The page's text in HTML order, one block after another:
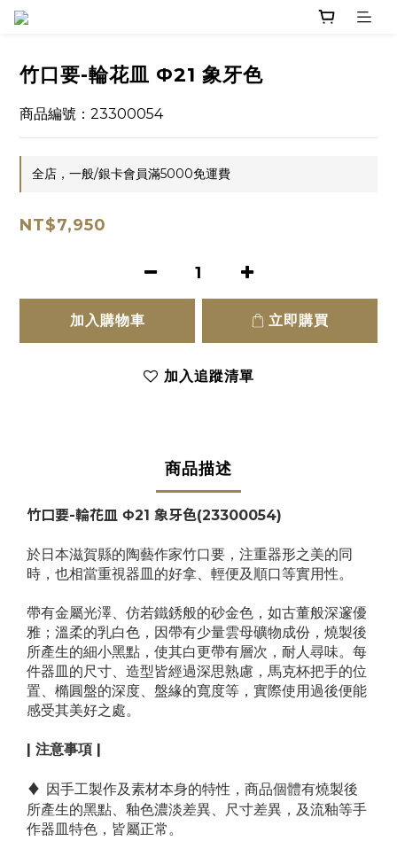
竹口要-輪花皿 Φ21 象牙色
商品編號：23300054
全店，一般/銀卡會員滿5000免運費
NT$7,950
加入購物車 立即購買
加入追蹤清單
商品描述
竹口要-輪花皿 Φ21 象牙色(23300054)
於日本滋賀縣的陶藝作家竹口要，注重器形之美的同
時，也相當重視器皿的好拿、輕便及順口等實用性。
帶有金屬光澤、仿若鐵銹般的砂金色，如古董般深邃優
雅；溫柔的乳白色，因帶有少量雲母礦物成份，燒製後
所產生的細小黑點，使其白更帶有層次，耐人尋味。 每
件器皿的尺寸、造型皆經過深思熟慮，馬克杯把手的位
置、橢圓盤的深度、盤緣的寬度等，實際使用過後便能
感受其美好之處。
| 注意事項 |
♦ 因手工製作及素材本身的特性，商品個體有燒製後
所產生的黑點、釉色濃淡差異、尺寸差異，及流釉等手
作器皿特色，皆屬正常。